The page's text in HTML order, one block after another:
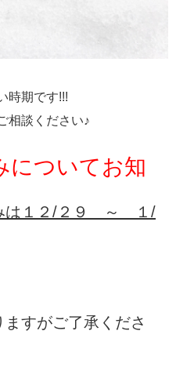
時期です!!!
相談ください♪
についてお知
は１２/２９ ～ １/
すがご了承くださ